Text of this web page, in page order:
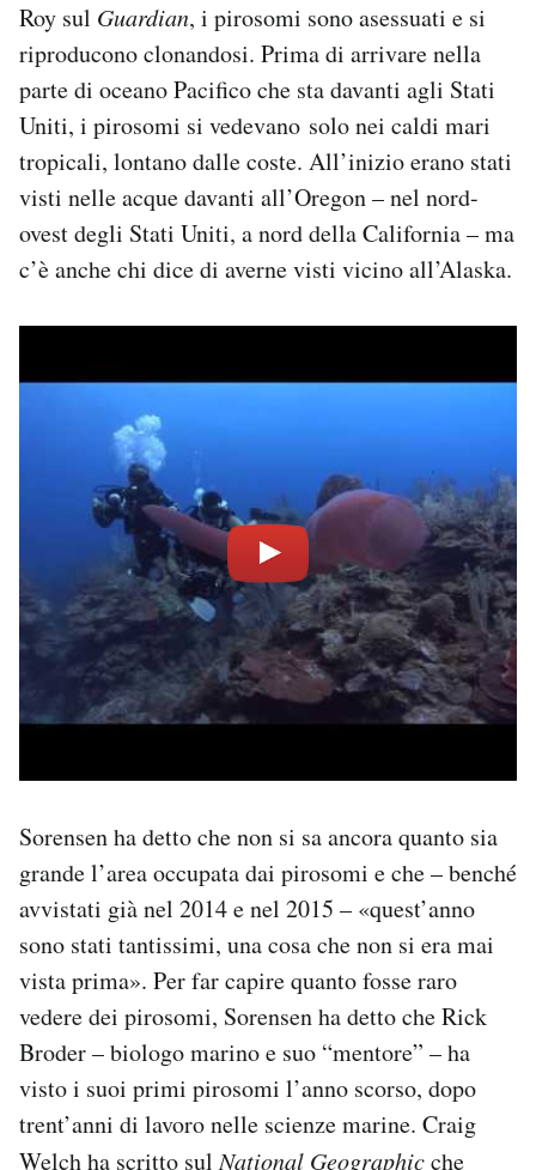
Roy sul Guardian, i pirosomi sono asessuati e si
riproducono clonandosi. Prima di arrivare nella
parte di oceano Pacifico che sta davanti agli Stati
Uniti, i pirosomi si vedevano solo nei caldi mari
tropicali, lontano dalle coste. All’inizio erano stati
visti nelle acque davanti all’Oregon – nel nord-
ovest degli Stati Uniti, a nord della California – ma
c’è anche chi dice di averne visti vicino all’Alaska.
Sorensen ha detto che non si sa ancora quanto sia
grande l’area occupata dai pirosomi e che – benché
avvistati già nel 2014 e nel 2015 – «quest’anno
sono stati tantissimi, una cosa che non si era mai
vista prima». Per far capire quanto fosse raro
vedere dei pirosomi, Sorensen ha detto che Rick
Broder – biologo marino e suo “mentore” – ha
visto i suoi primi pirosomi l’anno scorso, dopo
trent’anni di lavoro nelle scienze marine. Craig
Welchha scritto sulNational Geographicche